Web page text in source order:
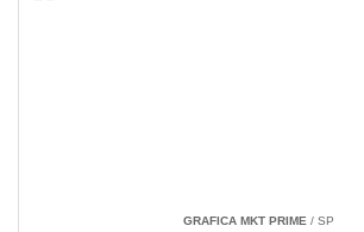
GRAFICA MKT PRIME/ SP